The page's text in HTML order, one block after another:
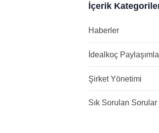
İçerik
Haberler
İdealkoç
Şirket Yönetimi
Sık Sorulan Sorular